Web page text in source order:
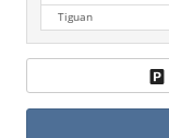
Tiguan